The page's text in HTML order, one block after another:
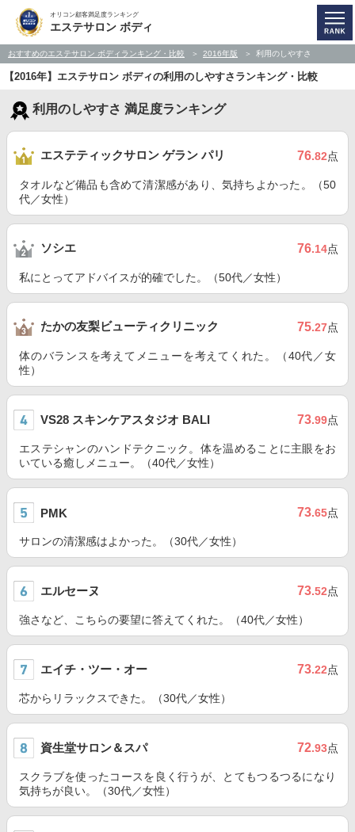
オリコン顧客満足度ランキング
エステサロン ボディ
おすすめのエステサロン ボディランキング・比較 2016年版 利用のしやすさ
【2016年】エステサロン ボディの利用のしやすさランキング・比較
利用のしやすさ 満足度ランキング
エステティックサロン ゲラン パリ 76.82点
タオルなど備品も含めて清潔感があり、気持ちよかった。（50
代／女性）
ソシエ 76.14点
私にとってアドバイスが的確でした。（50代／女性）
たかの友梨ビューティクリニック 75.27点
体のバランスを考えてメニューを考えてくれた。（40代／女
性）
VS28 スキンケアスタジオ BALI 73.99点
エステシャンのハンドテクニック。体を温めることに主眼をお
いている癒しメニュー。（40代／女性）
PMK 73.65点
サロンの清潔感はよかった。（30代／女性）
エルセーヌ 73.52点
強さなど、こちらの要望に答えてくれた。（40代／女性）
エイチ・ツー・オー 73.22点
芯からリラックスできた。（30代／女性）
資生堂サロン＆スパ 72.93点
スクラブを使ったコースを良く行うが、とてもつるつるになり
気持ちが良い。（30代／女性）